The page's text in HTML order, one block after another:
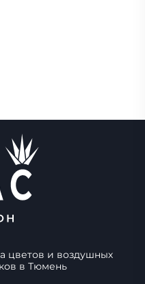
цветов и воздушных
в Тюмень